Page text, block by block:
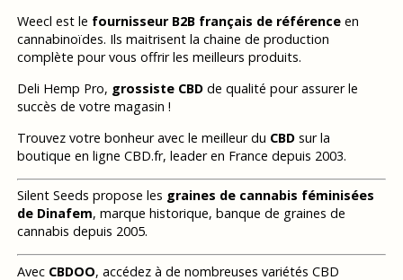
Weecl est le fournisseur B2B français de référenceen
cannabinoïdes. Ils maitrisent la chaine de production
complète pour vous offrir les meilleurs produits.
Deli Hemp Pro, grossiste CBDde qualité pour assurer le
succès de votre magasin !
Trouvez votre bonheur avec le meilleur du CBDsur la
boutique en ligne CBD.fr, leader en France depuis 2003.
Silent Seeds propose les graines de cannabis féminisées
de Dinafem, marque historique, banque de graines de
cannabis depuis 2005.
Avec CBDOO, accédez à de nombreuses variétés CBD